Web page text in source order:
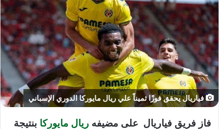
فياريال يحقق فوزًا ثميناً علي ريال مايوركا الدوري الإسباني
فاز فريق فياريال على مضيفه ريال مايوركا بنتيجة